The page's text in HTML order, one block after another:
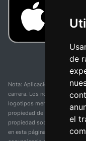
de
el
Nota: Aplicación y web no
carrera. Los nombres de
logotipos mencionados en
propiedad de sus
propiedad sobre estas
en esta página se presenta